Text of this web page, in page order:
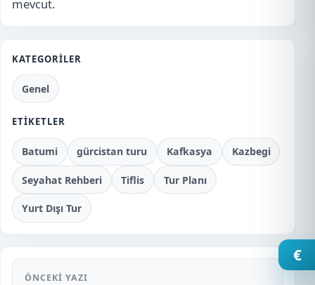
mevcut.
KATEGORILER
Genel
ETIKETLER
Batumi gürcistan turu Kafkasya Kazbegi
Seyahat Rehberi Tiflis Tur Planı
Yurt Dışı Tur
ÖNCEKI YAZI
€